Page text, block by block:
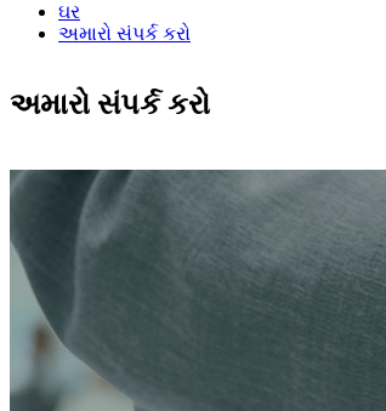
ઘર
અમારો સંપર્ક કરો
અમારો સંપર્ક કરો